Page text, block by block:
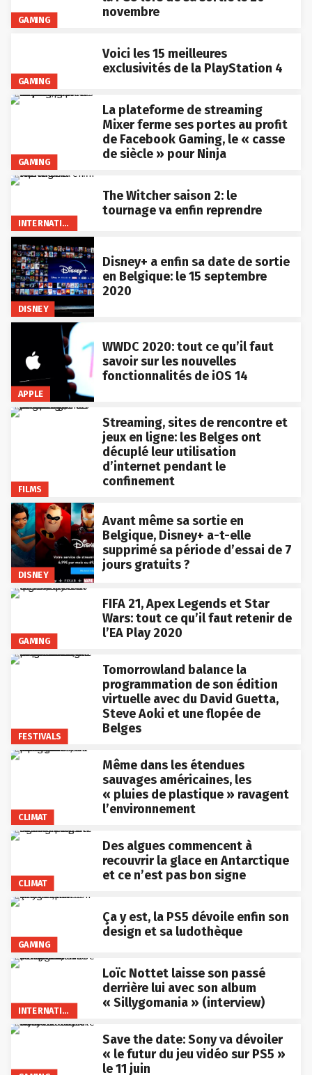
GAMING
novembre
GAMING
Voici les 15 meilleures
exclusivités de la PlayStation 4
GAMING
La plateforme de streaming
Mixer ferme ses portes au profit
de Facebook Gaming, le « casse
de siècle » pour Ninja
INTERNATIONAL
The Witcher saison 2: le
tournage va enfin reprendre
DISNEY
Disney+ a enfin sa date de sortie
en Belgique: le 15 septembre
2020
APPLE
WWDC 2020: tout ce qu’il faut
savoir sur les nouvelles
fonctionnalités de iOS 14
FILMS
Streaming, sites de rencontre et
jeux en ligne: les Belges ont
décuplé leur utilisation
d’internet pendant le
confinement
DISNEY
Avant même sa sortie en
Belgique, Disney+ a-t-elle
supprimé sa période d’essai de 7
jours gratuits ?
GAMING
FIFA 21, Apex Legends et Star
Wars: tout ce qu’il faut retenir de
l’EA Play 2020
FESTIVALS
Tomorrowland balance la
programmation de son édition
virtuelle avec du David Guetta,
Steve Aoki et une flopée de
Belges
CLIMAT
Même dans les étendues
sauvages américaines, les
« pluies de plastique » ravagent
l’environnement
CLIMAT
Des algues commencent à
recouvrir la glace en Antarctique
et ce n’est pas bon signe
GAMING
Ça y est, la PS5 dévoile enfin son
design et sa ludothèque
INTERNATIONAL
Loïc Nottet laisse son passé
derrière lui avec son album
« Sillygomania » (interview)
Save the date: Sony va dévoiler
« le futur du jeu vidéo sur PS5 »
le 11 juin